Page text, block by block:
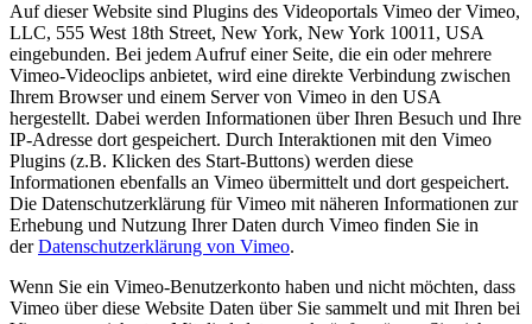
Auf dieser Website sind Plugins des Videoportals Vimeo der Vimeo,
LLC, 555 West 18th Street, New York, New York 10011, USA
eingebunden. Bei jedem Aufruf einer Seite, die ein oder mehrere
Vimeo-Videoclips anbietet, wird eine direkte Verbindung zwischen
Ihrem Browser und einem Server von Vimeo in den USA
hergestellt. Dabei werden Informationen über Ihren Besuch und Ihre
IP-Adresse dort gespeichert. Durch Interaktionen mit den Vimeo
Plugins (z.B. Klicken des Start-Buttons) werden diese
Informationen ebenfalls an Vimeo übermittelt und dort gespeichert.
Die Datenschutzerklärung für Vimeo mit näheren Informationen zur
Erhebung und Nutzung Ihrer Daten durch Vimeo finden Sie in
derDatenschutzerklärung von Vimeo.
Wenn Sie ein Vimeo-Benutzerkonto haben und nicht möchten, dass
Vimeo über diese Website Daten über Sie sammelt und mit Ihren bei